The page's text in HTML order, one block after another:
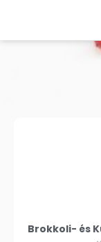
Brokkoli- és